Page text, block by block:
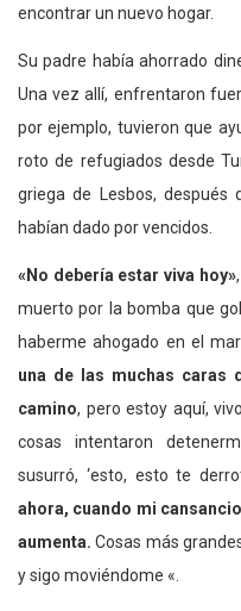
encontrar un nuevo hogar.
Su padre había ahorrado
Una vez allí, enfrentaron
por ejemplo, tuvieron que
roto de refugiados desde
griega de Lesbos,
habían dado por vencidos.
«No debería estar viva hoy»
muerto por la bomba que
haberme ahogado en el
una de las muchas caras
camino, pero estoy aquí,
cosas intentaron
susurró, ‘esto, esto te
ahora, cuando mi
aumenta. Cosas más
y sigo moviéndome «.